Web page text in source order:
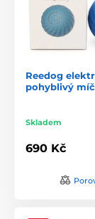
Reedog
pohyblivý
Skladem
690 Kč